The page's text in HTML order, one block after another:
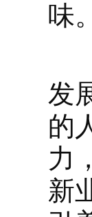
味。
发
的
力
新